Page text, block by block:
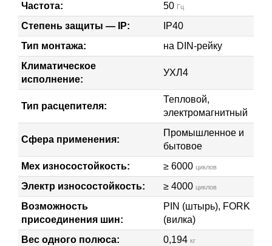
Частота: 50 Гц
Степень защиты — IP:
IP40
Тип монтажа:
на DIN-рейку
Климатическое
исполнение:
УХЛ4
Тип расцепителя:
Тепловой,
электромагнитный
Сфера применения:
Промышленное и
бытовое
Мех износостойкость:
≥ 6000 циклов
Электр износостойкость: ≥ 4000 циклов
Возможность
присоединения шин:
PIN (штырь), FORK
(вилка)
Вес одного полюса:
0,194 кг